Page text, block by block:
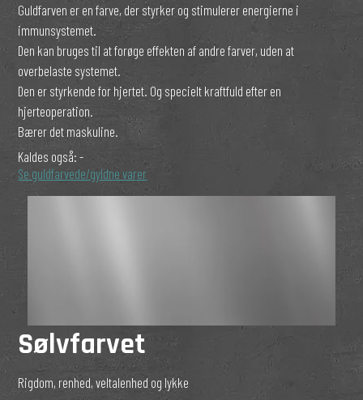
Guldfarven er en farve, der styrker og stimulerer energierne i
immunsystemet.
Den kan bruges til at forøge effekten af andre farver, uden at
overbelaste systemet.
Den er styrkende for hjertet. Og specielt kraftfuld efter en
hjerteoperation.
Bærer det maskuline.
Kaldes også:-
Se guldfarvede/gyldne varer
Sølvfarvet
Rigdom, renhed, veltalenhed og lykke